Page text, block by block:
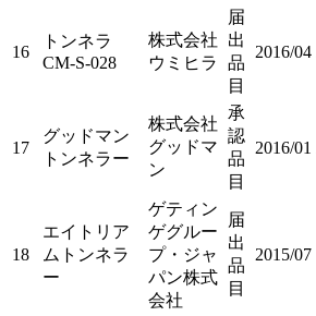
16
トンネラ
CM-S-028
株式会社
ウミヒラ
届
出
品
目
2016/04
17
グッドマン
トンネラー
株式会社
グッドマ
ン
承
認
品
目
2016/01
18
エイトリア
ムトンネラ
ー
ゲティン
ゲグルー
プ・ジャ
パン株式
会社
届
出
品
目
2015/07